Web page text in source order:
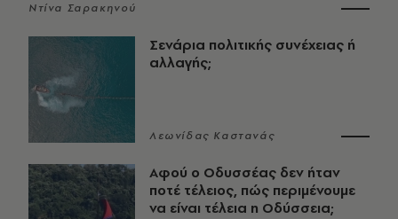
Ντίνα Σαρακηνού
Σενάρια πολιτικής συνέχειας ή
αλλαγής;
Λεωνίδας Καστανάς
Αφού ο Οδυσσέας δεν ήταν
ποτέ τέλειος, πώς περιμένουμε
να είναι τέλεια η Οδύσσεια;